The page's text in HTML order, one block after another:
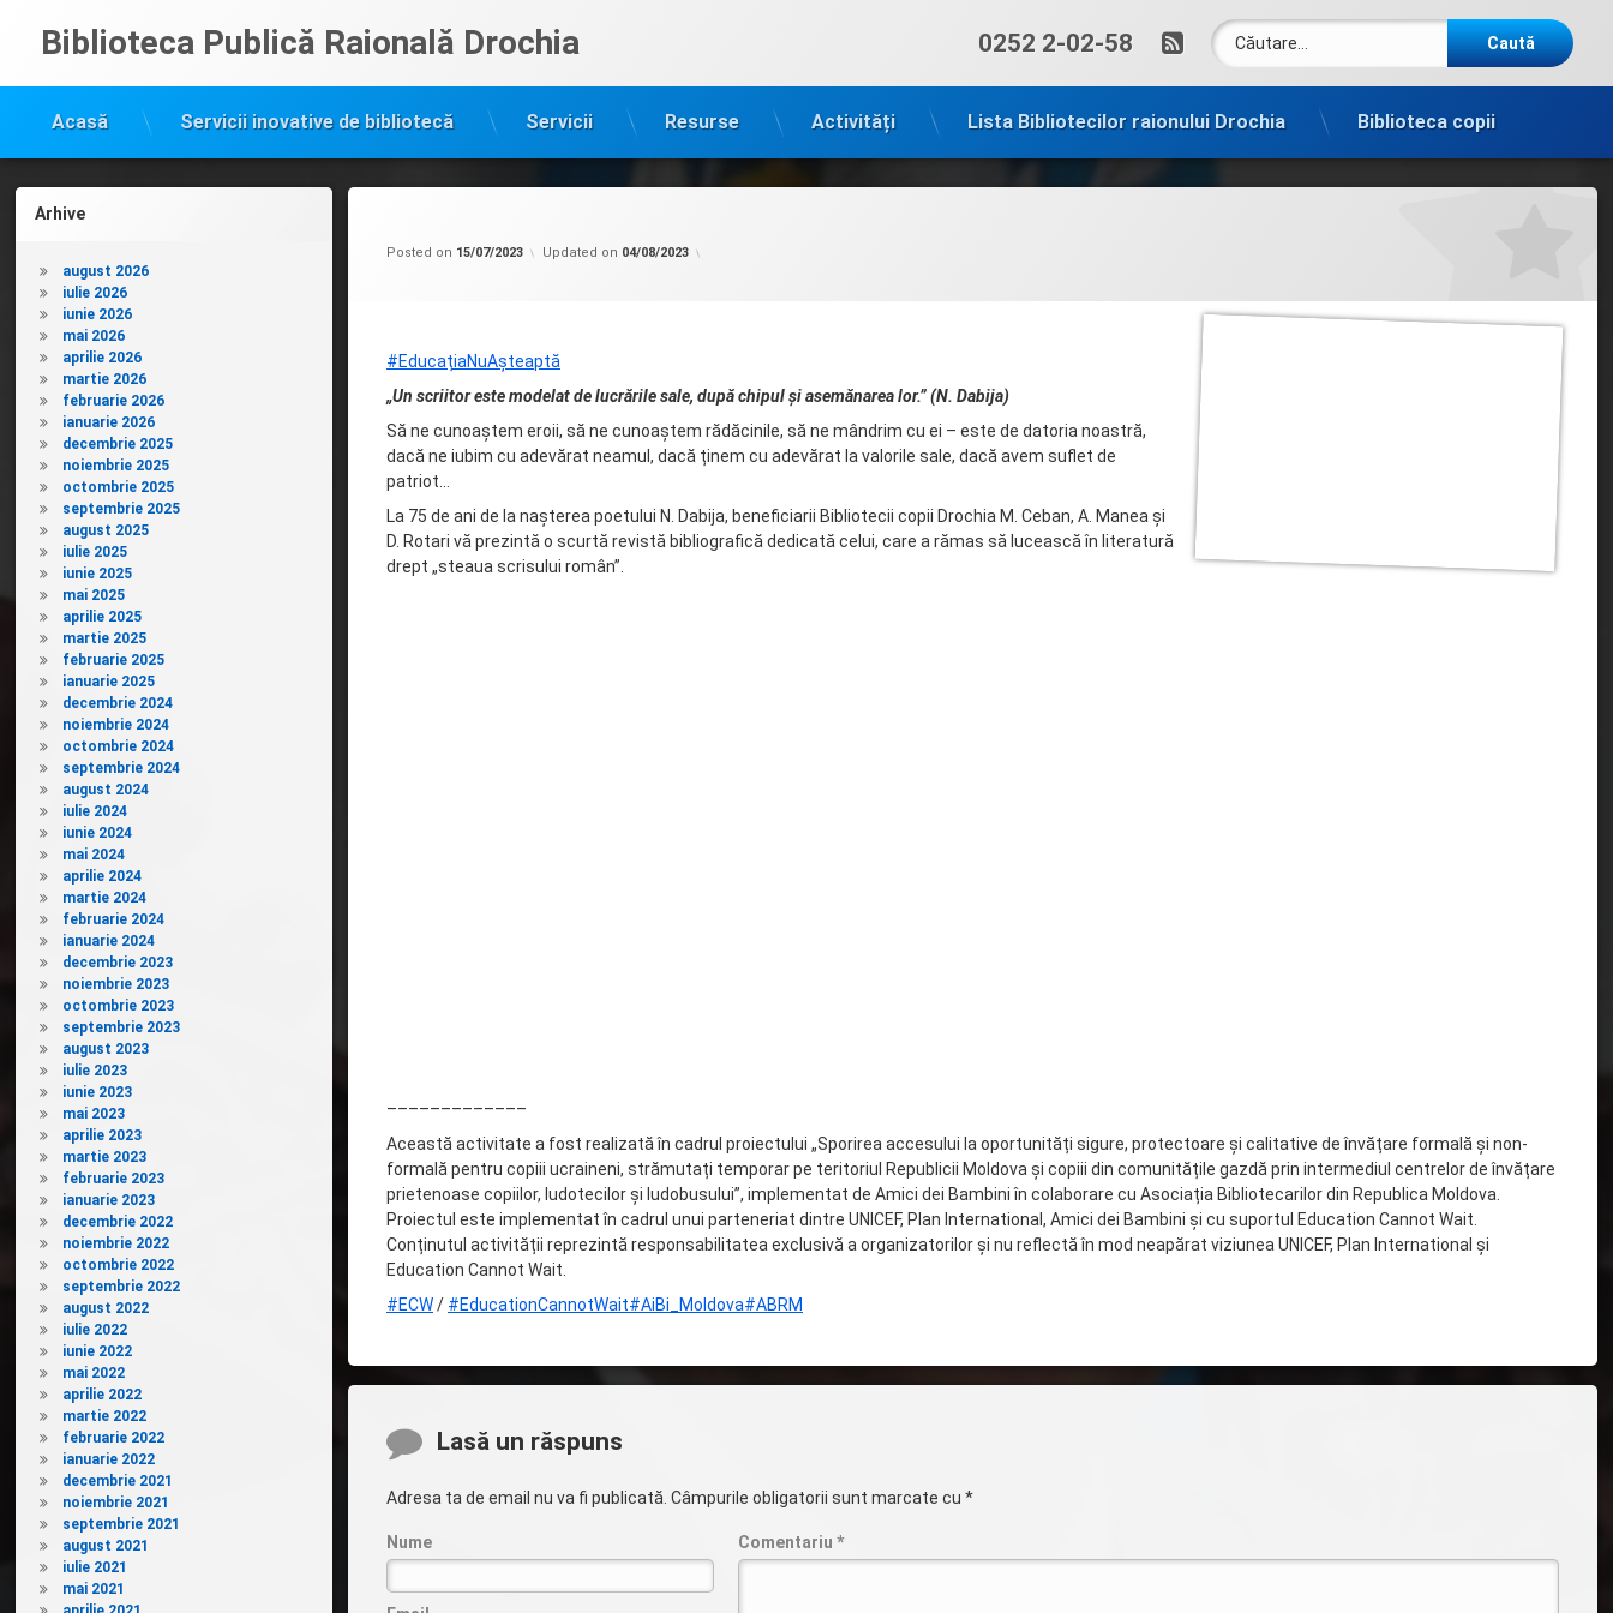
Biblioteca Publică Raională Drochia Sună acum:
0252 2-02-58 RSSCaută după:
Acasă Servicii inovative de bibliotecă Servicii Resurse Activități Lista Bibliotecilor raionului Drochia Biblioteca copii
Posted on 15/07/2023 Updated on 04/08/2023
#EducațiaNuAșteaptă
„Un scriitor este modelat de lucrările sale, după chipul și asemănarea lor.” (N. Dabija)
Să ne cunoaștem eroii, să ne cunoaștem rădăcinile, să ne mândrim cu ei – este de datoria noastră,
dacă ne iubim cu adevărat neamul, dacă ținem cu adevărat la valorile sale, dacă avem suflet de
patriot…
La 75 de ani de la nașterea poetului N. Dabija, beneficiarii Bibliotecii copii Drochia M. Ceban, A. Manea și
D. Rotari vă prezintă o scurtă revistă bibliografică dedicată celui, care a rămas să lucească în literatură
drept „steaua scrisului român”.
–––––––––––––
Această activitate a fost realizată în cadrul proiectului „Sporirea accesului la oportunități sigure, protectoare și calitative de învățare formală și non-
formală pentru copiii ucraineni, strămutați temporar pe teritoriul Republicii Moldova și copiii din comunitățile gazdă prin intermediul centrelor de învățare
prietenoase copiilor, ludotecilor și ludobusului”, implementat de Amici dei Bambini în colaborare cu Asociația Bibliotecarilor din Republica Moldova.
Proiectul este implementat în cadrul unui parteneriat dintre UNICEF, Plan International, Amici dei Bambini și cu suportul Education Cannot Wait.
Conținutul activității reprezintă responsabilitatea exclusivă a organizatorilor şi nu reflectă în mod neapărat viziunea UNICEF, Plan International și
Education Cannot Wait.
#ECW/ #EducationCannotWait#AiBi_Moldova#ABRM
Comentarii
Lasă un răspuns
Adresa ta de email nu va fi publicată. Câmpurile obligatorii sunt marcate cu*
Comentariu *
Nume
Arhive
august 2026
iulie 2026
iunie 2026
mai 2026
aprilie 2026
martie 2026
februarie 2026
ianuarie 2026
decembrie 2025
noiembrie 2025
octombrie 2025
septembrie 2025
august 2025
iulie 2025
iunie 2025
mai 2025
aprilie 2025
martie 2025
februarie 2025
ianuarie 2025
decembrie 2024
noiembrie 2024
octombrie 2024
septembrie 2024
august 2024
iulie 2024
iunie 2024
mai 2024
aprilie 2024
martie 2024
februarie 2024
ianuarie 2024
decembrie 2023
noiembrie 2023
octombrie 2023
septembrie 2023
august 2023
iulie 2023
iunie 2023
mai 2023
aprilie 2023
martie 2023
februarie 2023
ianuarie 2023
decembrie 2022
noiembrie 2022
octombrie 2022
septembrie 2022
august 2022
iulie 2022
iunie 2022
mai 2022
aprilie 2022
martie 2022
februarie 2022
ianuarie 2022
decembrie 2021
noiembrie 2021
septembrie 2021
august 2021
iulie 2021
mai 2021